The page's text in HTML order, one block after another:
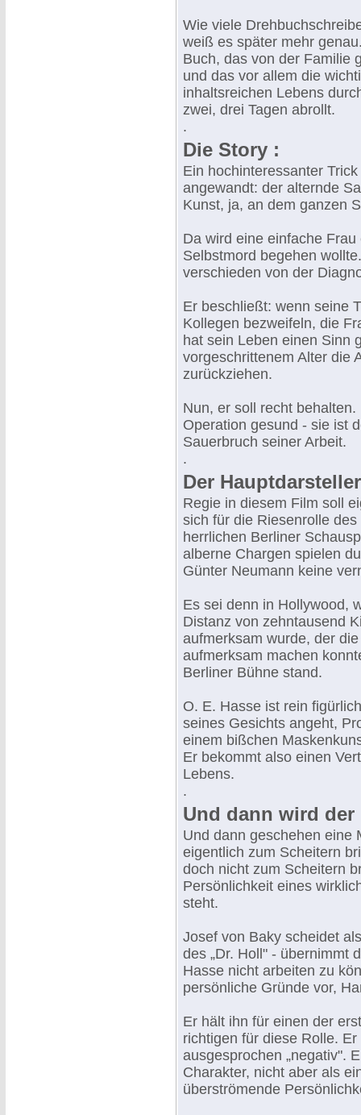
Wie viele
weiß es später mehr
Buch, das von der Familie
und das vor allem die
inhaltsreichen Lebens
zwei, drei Tagen abrollt.
.
Die Story :
Ein hochinteressanter
angewandt: der alternde
Kunst, ja, an dem ganzen
Da wird eine einfache
Selbstmord begehen
verschieden von der
Er beschließt: wenn seine
Kollegen bezweifeln, die
hat sein Leben einen Sinn
vorgeschrittenem Alter die
zurückziehen.
Nun, er soll recht
Operation gesund - sie ist
Sauerbruch seiner Arbeit.
.
Der Hauptdarsteller
Regie in diesem Film soll
sich für die Riesenrolle
herrlichen Berliner
alberne Chargen spielen
Günter Neumann keine
Es sei denn in Hollywood,
Distanz von zehntausend
aufmerksam wurde, der
aufmerksam machen
Berliner Bühne stand.
O. E. Hasse ist rein
seines Gesichts angeht,
einem bißchen
Er bekommt also einen
Lebens.
.
Und dann wird
Und dann geschehen eine
eigentlich zum Scheitern
doch nicht zum Scheitern
Persönlichkeit eines
steht.
Josef von Baky scheidet
des „Dr. Holl" - übernimmt
Hasse nicht arbeiten zu
persönliche Gründe vor,
Er hält ihn für einen der
richtigen für diese Rolle.
ausgesprochen „negativ".
Charakter, nicht aber als
überströmende